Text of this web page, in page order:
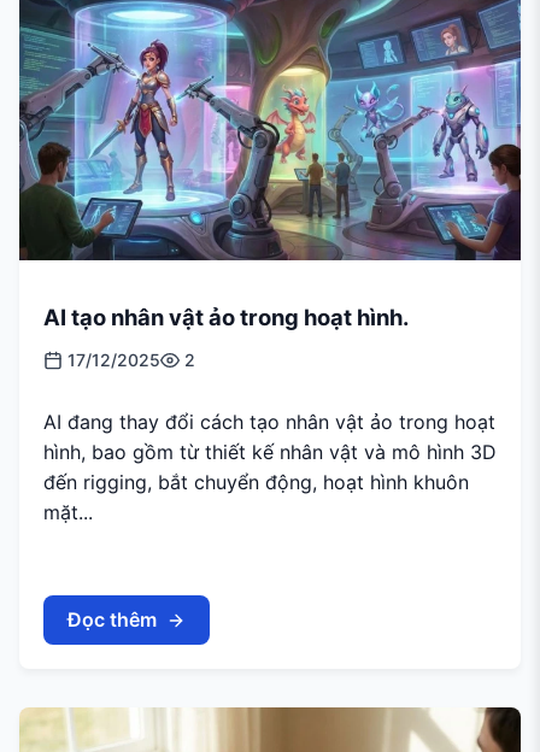
AI tạo nhân vật ảo trong hoạt hình.
17/12/2025 2
AI đang thay đổi cách tạo nhân vật ảo trong hoạt
hình, bao gồm từ thiết kế nhân vật và mô hình 3D
đến rigging, bắt chuyển động, hoạt hình khuôn
mặt...
Đọc thêm